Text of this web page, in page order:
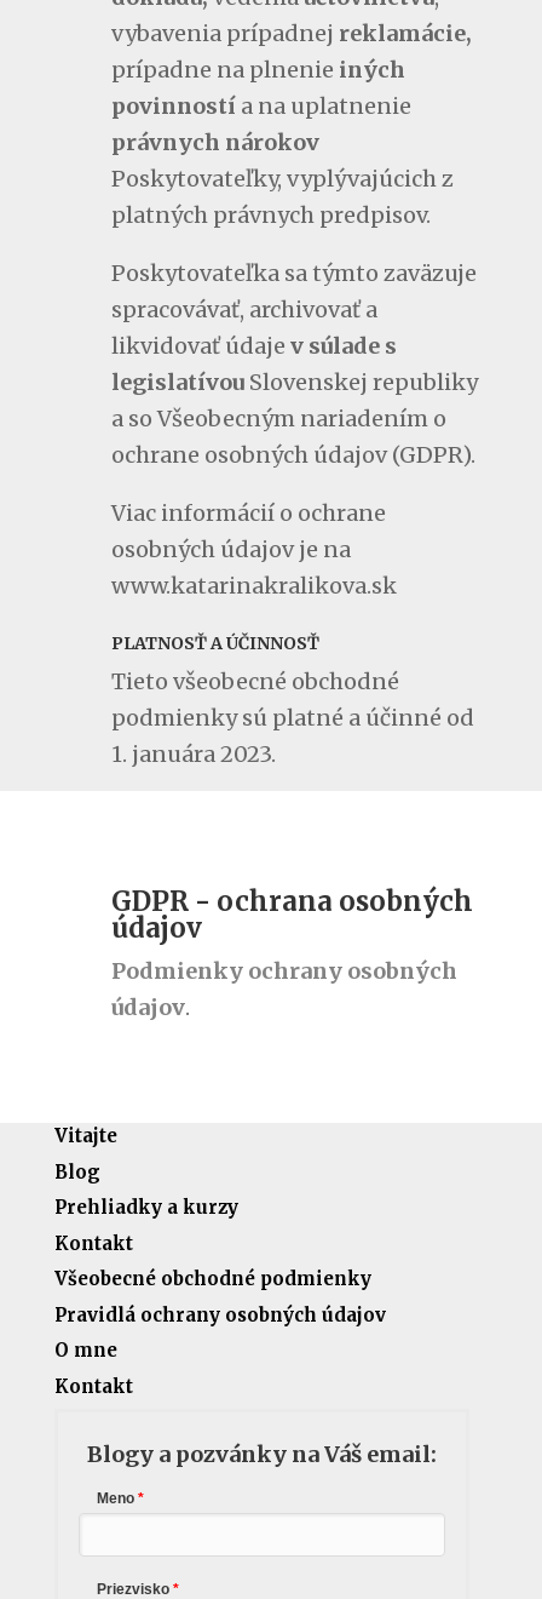
vybavenia prípadnej reklamácie,
prípadne na plnenie iných
povinností a na uplatnenie
právnych nárokov
Poskytovateľky, vyplývajúcich z
platných právnych predpisov.
Poskytovateľka sa týmto zaväzuje
spracovávať, archivovať a
likvidovať údaje v súlade s
legislatívouSlovenskej republiky
a so Všeobecným nariadením o
ochrane osobných údajov (GDPR).
Viac informácií o ochrane
osobných údajov je na
www.katarinakralikova.sk
PLATNOSŤ A ÚČINNOSŤ
Tieto všeobecné obchodné
podmienky sú platné a účinné od
1. januára 2023.
GDPR - ochrana osobných
údajov
Podmienky ochrany osobných
údajov.
Vitajte
Blog
Prehliadky a kurzy
Kontakt
Všeobecné obchodné podmienky
Pravidlá ochrany osobných údajov
O mne
Kontakt
Blogy a pozvánky na Váš email:
Meno
Priezvisko